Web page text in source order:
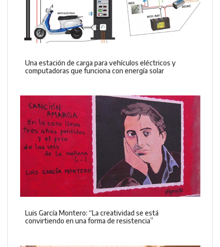
Una estación de carga para vehículos eléctricos y
computadoras que funciona con energía solar
Luis García Montero: “La creatividad se está
convirtiendo en una forma de resistencia”